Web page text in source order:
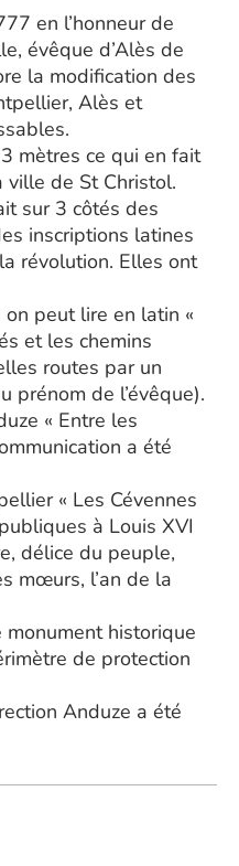
en l’honneur de
évêque d’Alès de
la modification des
Alès et
mètres ce qui en fait
de St Christol.
sur 3 côtés des
inscriptions latines
révolution. Elles ont
peut lire en latin «
et les chemins
routes par un
prénom de l’évêque).
« Entre les
a été
« Les Cévennes
à Louis XVI
délice du peuple,
mœurs, l’an de la
monument historique
de protection
Anduze a été